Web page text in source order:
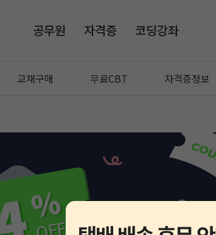
공무원 자격증 코딩강좌
교재구매 무료CBT 자격증정보